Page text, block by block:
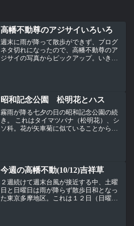
高幡不動尊のアジサイいろいろ
週末に雨が降って散歩ができず、ブログ
ネタ切れになったので、高幡不動尊のア
ジサイの写真からピックアップ。いきな
昭和記念公園 松明花とハス
霧雨が降る七夕の日の昭和記念公園の続
き。 これはタイマツバナ（松明花）、シ
ソ科。花が矢車菊に似ていることからヤ
今週の高幡不動(10/12)吉祥草
２週続けて週末台風が接近する中、土曜
日と日曜日は雨が降らず散歩日和となっ
た東京多摩地区。これは１２日（日曜